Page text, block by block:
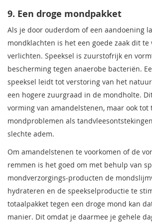
9. Een droge mondpakket
Als je door ouderdom of een aandoening
mondklachten is het een goede zaak dit
verlichten. Speeksel is zuurstofrijk en
bescherming tegen anaerobe bacteriën.
speeksel leidt tot verstoring van het
een hogere zuurgraad in de mondholte.
vorming van amandelstenen, maar ook tot
mondproblemen als
slechte adem.
Om amandelstenen te voorkomen of de
remmen is het goed om met behulp van
mondverzorgings-producten de
hydrateren en de speekselproductie te
totaalpakket tegen een droge mond kan
manier. Dit omdat je daarmee je gehele